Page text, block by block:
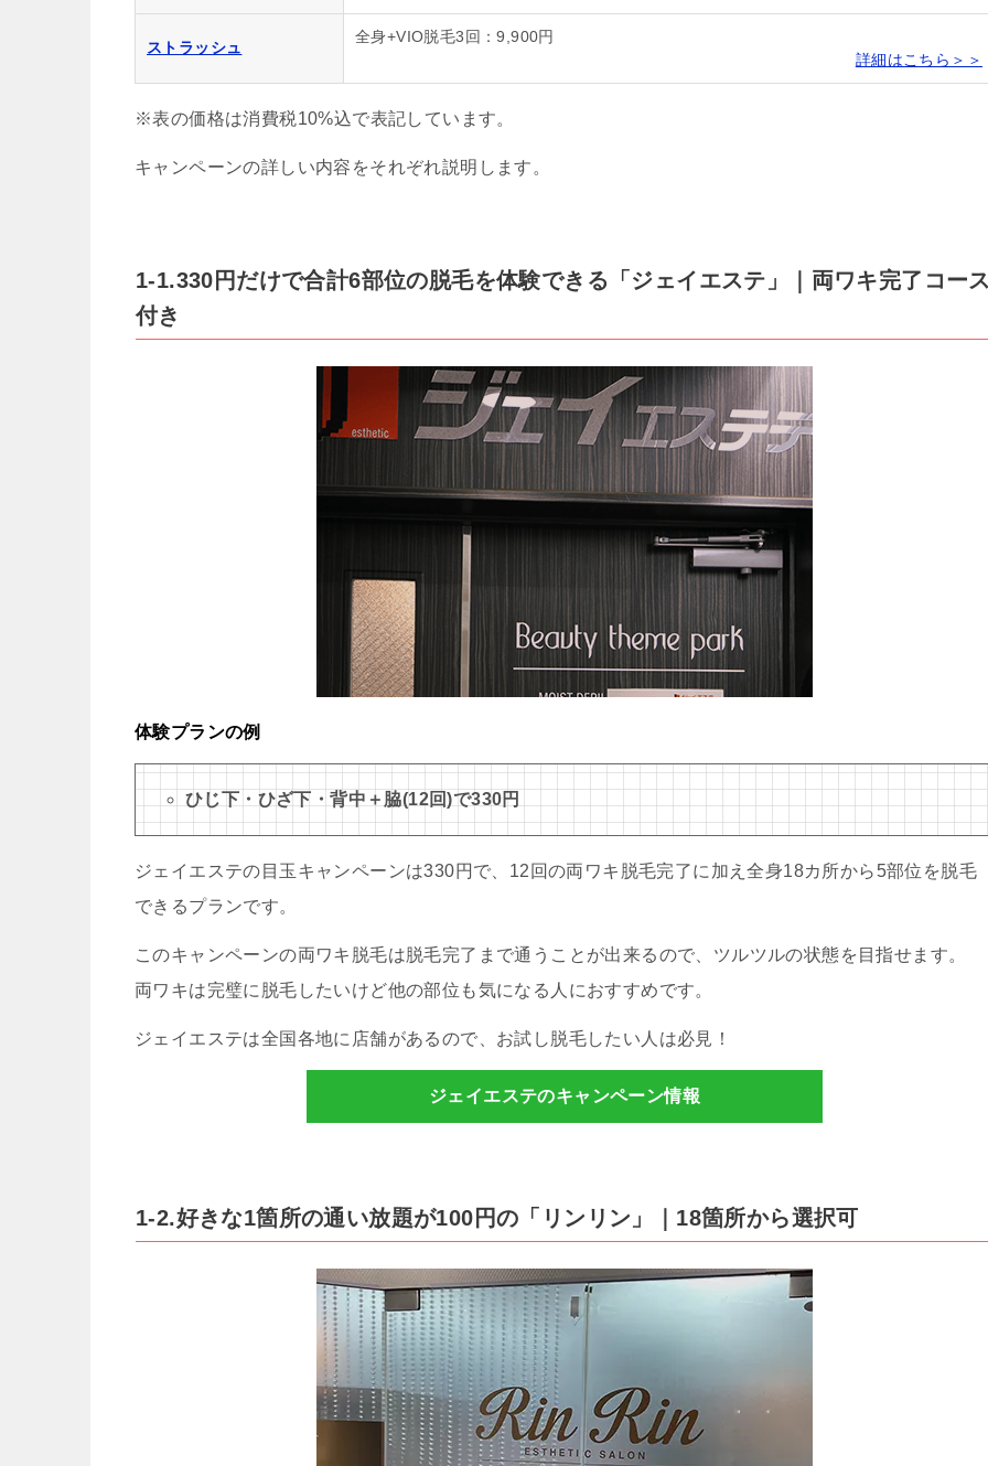
ストラッシュ
全身+VIO脱毛3回：9,900円
詳細はこちら＞＞
※表の価格は消費税10%込で表記しています。
キャンペーンの詳しい内容をそれぞれ説明します。
1-1.330円だけで合計6部位の脱毛を体験できる「ジェイエステ」｜両ワキ完了コー
付き
体験プランの例
ひじ下・ひざ下・背中＋脇(12回)で330円
ジェイエステの目玉キャンペーンは330円で、12回の両ワキ脱毛完了に加え全身18カ所から5部位を脱毛
できるプランです。
このキャンペーンの両ワキ脱毛は脱毛完了まで通うことが出来るので、ツルツルの状態を目指せます。
両ワキは完璧に脱毛したいけど他の部位も気になる人におすすめです。
ジェイエステは全国各地に店舗があるので、お試し脱毛したい人は必見！
ジェイエステのキャンペーン情報
1-2.好きな1箇所の通い放題が100円の「リンリン」｜18箇所から選択可